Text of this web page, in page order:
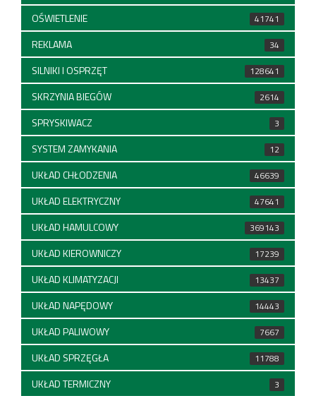
OŚWIETLENIE 41741
REKLAMA 34
SILNIKI I OSPRZĘT 128641
SKRZYNIA BIEGÓW 2614
SPRYSKIWACZ 3
SYSTEM ZAMYKANIA 12
UKŁAD CHŁODZENIA 46639
UKŁAD ELEKTRYCZNY 47641
UKŁAD HAMULCOWY 369143
UKŁAD KIEROWNICZY 17239
UKŁAD KLIMATYZACJI 13437
UKŁAD NAPĘDOWY 14443
UKŁAD PALIWOWY 7667
UKŁAD SPRZĘGŁA 11788
UKŁAD TERMICZNY 3